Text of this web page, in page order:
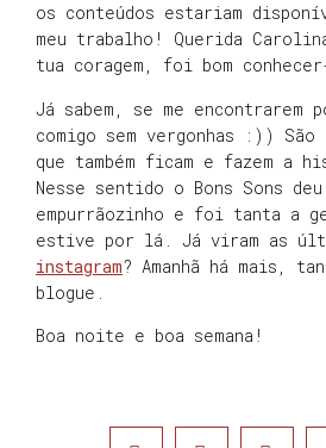
os conteúdos estariam
meu trabalho! Querida
tua coragem, foi bom
Já sabem, se me encontrarem
comigo sem vergonhas :)) São
que também ficam e fazem a
Nesse sentido o Bons Sons deu
empurrãozinho e foi tanta a
estive por lá. Já viram as
instagram? Amanhã há mais,
blogue.
Boa noite e boa semana!